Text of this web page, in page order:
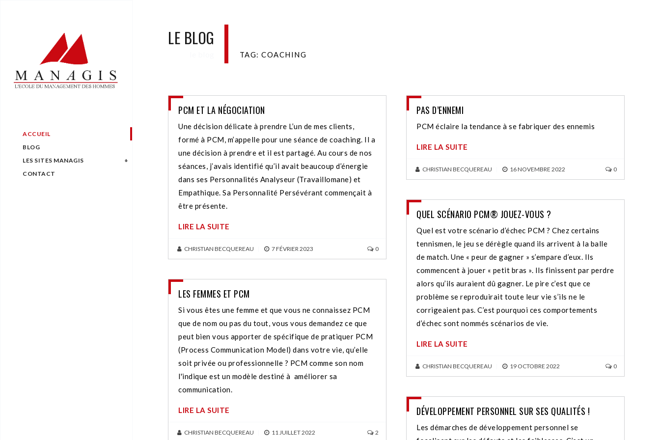
ACCUEIL
BLOG
LES SITES MANAGIS
CONTACT
LE BLOG
TAG: COACHING
PCM ET LA NÉGOCIATION
Une décision délicate à prendre L’un de mes clients,
formé à PCM, m’appelle pour une séance de coaching. Il a
une décision à prendre et il est partagé. Au cours de nos
séances, j’avais identifié qu’il avait beaucoup d’énergie
dans ses Personnalités Analyseur (Travaillomane) et
Empathique. Sa Personnalité Persévérant commençait à
être présente.
LIRE LA SUITE
CHRISTIAN BECQUEREAU 7 FÉVRIER 2023 0
PAS D’ENNEMI
PCM éclaire la tendance à se fabriquer des ennemis
LIRE LA SUITE
CHRISTIAN BECQUEREAU 16 NOVEMBRE 2022 0
QUEL SCÉNARIO PCM® JOUEZ-VOUS ?
Quel est votre scénario d’échec PCM ? Chez certains
tennismen, le jeu se dérègle quand ils arrivent à la balle
de match. Une « peur de gagner » s’empare d’eux. Ils
commencent à jouer « petit bras ». Ils finissent par perdre
alors qu’ils auraient dû gagner. Le pire c’est que ce
problème se reproduirait toute leur vie s’ils ne le
corrigeaient pas. C’est pourquoi ces comportements
d’échec sont nommés scénarios de vie.
LIRE LA SUITE
CHRISTIAN BECQUEREAU 19 OCTOBRE 2022 0
LES FEMMES ET PCM
Si vous êtes une femme et que vous ne connaissez PCM
que de nom ou pas du tout, vous vous demandez ce que
peut bien vous apporter de spécifique de pratiquer PCM
(Process Communication Model) dans votre vie, qu’elle
soit privée ou professionnelle ? PCM comme son nom
l'indique est un modèle destiné à améliorer sa
communication.
LIRE LA SUITE
CHRISTIAN BECQUEREAU 11 JUILLET 2022 2
DÉVELOPPEMENT PERSONNEL SUR SES QUALITÉS !
Les démarches de développement personnel se